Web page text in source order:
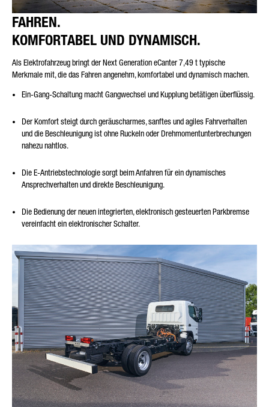
FAHREN.
KOMFORTABEL UND DYNAMISCH.
Als Elektrofahrzeug bringt der Next Generation eCanter 7,49 t typische
Merkmale mit, die das Fahren angenehm, komfortabel und dynamisch machen.
Ein-Gang-Schaltung macht Gangwechsel und Kupplung betätigen überflüssig.
Der Komfort steigt durch geräuscharmes, sanftes und agiles Fahrverhalten
und die Beschleunigung ist ohne Ruckeln oder Drehmomentunterbrechungen
nahezu nahtlos.
Die E-Antriebstechnologie sorgt beim Anfahren für ein dynamisches
Ansprechverhalten und direkte Beschleunigung.
Die Bedienung der neuen integrierten, elektronisch gesteuerten Parkbremse
vereinfacht ein elektronischer Schalter.